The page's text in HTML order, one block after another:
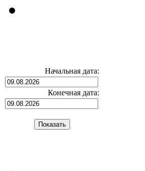
Начальная дата:
Конечная дата: